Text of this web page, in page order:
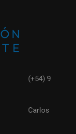
(+54) 9
Carlos